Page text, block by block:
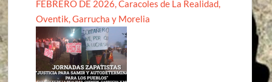
FEBRERO DE 2026, Caracoles de La Realidad,
Oventik, Garrucha y Morelia